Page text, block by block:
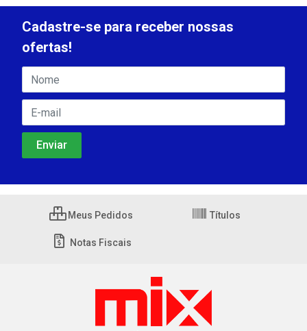
Cadastre-se para receber nossas
ofertas!
Meus Pedidos Títulos
Notas Fiscais